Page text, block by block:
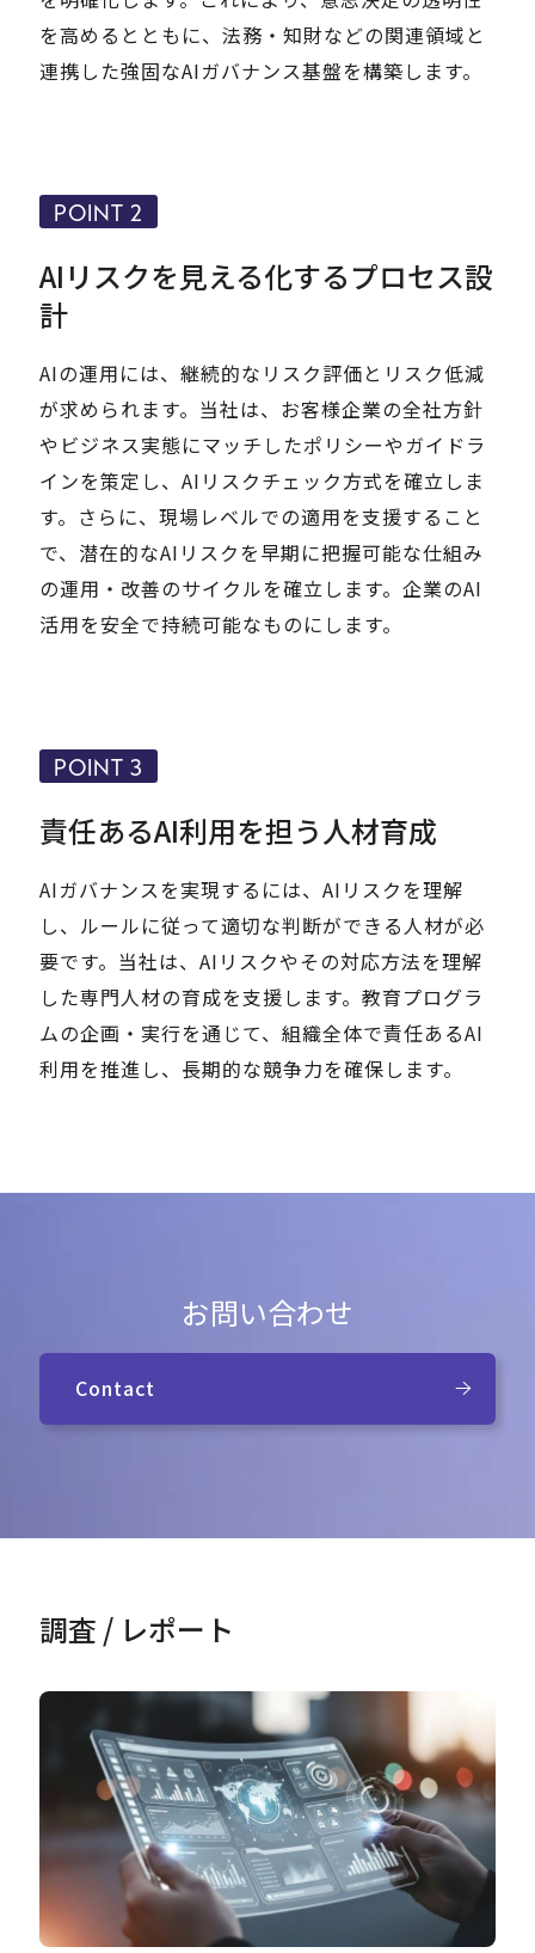
を高めるとともに、法務・知財などの関連領域と
連携した強固なAIガバナンス基盤を構築します。
AIリスクを見える化するプロセス設
計
POINT 2
AIの運用には、継続的なリスク評価とリスク低減
が求められます。当社は、お客様企業の全社方針
やビジネス実態にマッチしたポリシーやガイドラ
インを策定し、AIリスクチェック方式を確立しま
す。さらに、現場レベルでの適用を支援すること
で、潜在的なAIリスクを早期に把握可能な仕組み
の運用・改善のサイクルを確立します。企業のAI
活用を安全で持続可能なものにします。
責任あるAI利用を担う人材育成
POINT 3
AIガバナンスを実現するには、AIリスクを理解
し、ルールに従って適切な判断ができる人材が必
要です。当社は、AIリスクやその対応方法を理解
した専門人材の育成を支援します。教育プログラ
ムの企画・実行を通じて、組織全体で責任あるAI
利用を推進し、長期的な競争力を確保します。
お問い合わせ
Contact
調査 / レポート